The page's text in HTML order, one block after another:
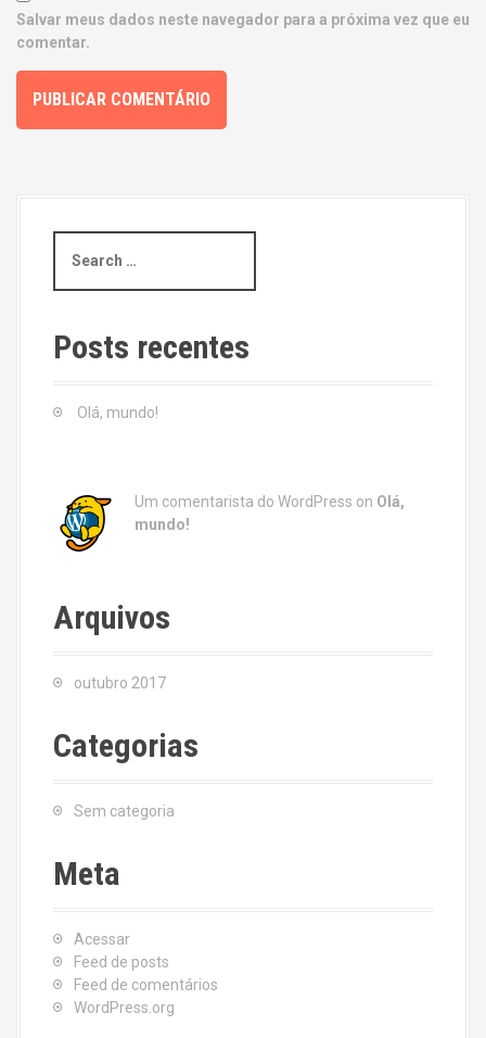
Salvar meus dados neste navegador para a próxima vez que eu
comentar.
a
c
h
Posts recentes
Olá, mundo!
Um comentarista do WordPress on Olá,
mundo!
Arquivos
outubro 2017
Categorias
Sem categoria
Meta
Acessar
Feed de posts
Feed de comentários
WordPress.org